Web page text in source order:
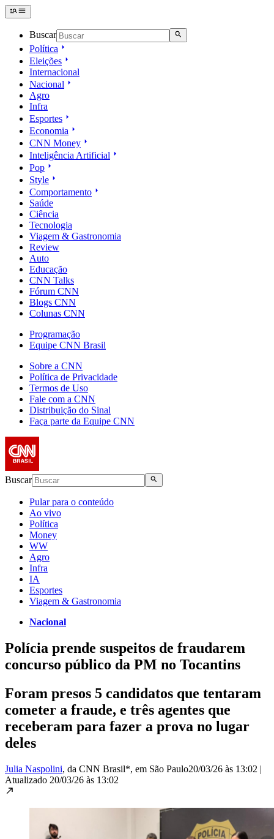
Buscar
Política
Eleições
Internacional
Nacional
Agro
Infra
Esportes
Economia
CNN Money
Inteligência Artificial
Pop
Style
Comportamento
Saúde
Ciência
Tecnologia
Viagem & Gastronomia
Review
Auto
Educação
CNN Talks
Fórum CNN
Blogs CNN
Colunas CNN
Programação
Equipe CNN Brasil
Sobre a CNN
Política de Privacidade
Termos de Uso
Fale com a CNN
Distribuição do Sinal
Faça parte da Equipe CNN
Buscar
Pular para o conteúdo
Ao vivo
Política
Money
WW
Agro
Infra
IA
Esportes
Viagem & Gastronomia
Nacional
Polícia prende suspeitos de fraudarem
concurso público da PM no Tocantins
Foram presos 5 candidatos que tentaram
cometer a fraude, e três agentes que
receberam para fazer a prova no lugar
deles
Julia Naspolini, da CNN Brasil*, em São Paulo20/03/26 às 13:02 |
Atualizado 20/03/26 às 13:02